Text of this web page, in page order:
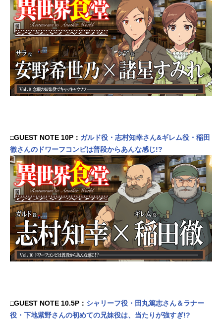
□GUEST NOTE 10P： ガルド役・志村知幸さん&ギレム役・稲田
徹さんのドワーフコンビは普段からあんな感じ!?
□GUEST NOTE 10.5P： シャリーフ役・田丸篤志さん＆ラナー
役・下地紫野さんの初めての兄妹役は、当たりが強すぎ!?